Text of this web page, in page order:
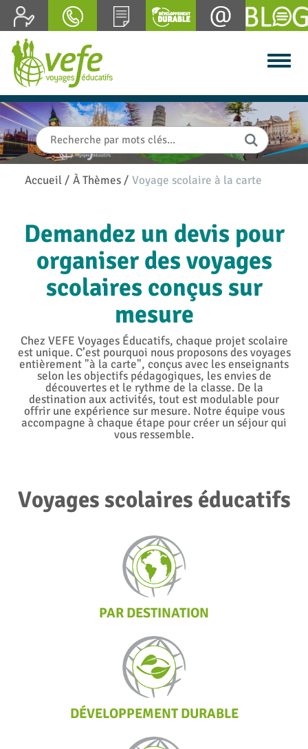
Accueil/ À Thèmes/ Voyage scolaire à la carte
Demandez un devis pour
organiser des voyages
scolaires conçus sur
mesure
Chez VEFE Voyages Éducatifs, chaque projet scolaire
est unique. C’est pourquoi nous proposons des voyages
entièrement "à la carte", conçus avec les enseignants
selon les objectifs pédagogiques, les envies de
découvertes et le rythme de la classe. De la
destination aux activités, tout est modulable pour
offrir une expérience sur mesure. Notre équipe vous
accompagne à chaque étape pour créer un séjour qui
vous ressemble.
Voyages scolaires éducatifs
PAR DESTINATION
DÉVELOPPEMENT DURABLE